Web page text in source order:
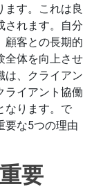
ます。これは良
されます。自分
顧客との長期的
全体を向上させ
は、クライアン
ライアント協働
なります。で
要な5つの理由
要